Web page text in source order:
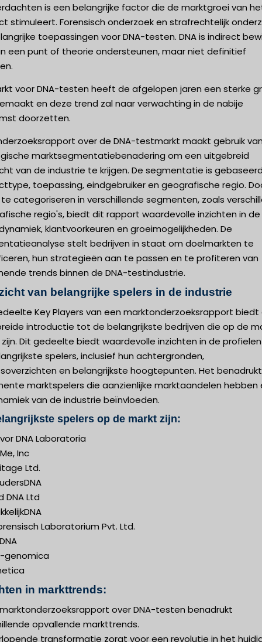
is een belangrijke factor die de marktgroei van
stimuleert. Forensisch onderzoek en strafrechtelijk
toepassingen voor DNA-testen. DNA is indirect
een punt of theorie ondersteunen, maar niet definitief
voor DNA-testen heeft de afgelopen jaren een sterke
en deze trend zal naar verwachting in de nabije
doorzetten.
over de DNA-testmarkt maakt gebruik
marktsegmentatiebenadering om een uitgebreid
van de industrie te krijgen. De segmentatie is
toepassing, eindgebruiker en geografische regio.
categoriseren in verschillende segmenten, zoals
regio's, biedt dit rapport waardevolle inzichten in de
klantvoorkeuren en groeimogelijkheden. De
stelt bedrijven in staat om doelmarkten te
hun strategieën aan te passen en te profiteren van
trends binnen de DNA-testindustrie.
van belangrijke spelers in de industrie
Key Players van een marktonderzoeksrapport biedt
introductie tot de belangrijkste bedrijven die op de
Dit gedeelte biedt waardevolle inzichten in de
spelers, inclusief hun achtergronden,
en belangrijkste hoogtepunten. Het
marktspelers die aanzienlijke marktaandelen hebben
van de industrie beïnvloeden.
spelers op de markt zijn:
DNA Laboratoria
Inc
Ltd.
DNA Ltd
Laboratorium Pvt. Ltd.
genomica
in markttrends:
over DNA-testen benadrukt
opvallende markttrends.
transformatie zorgt voor een revolutie in het